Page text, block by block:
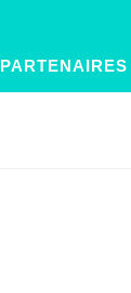
PARTENAIRES